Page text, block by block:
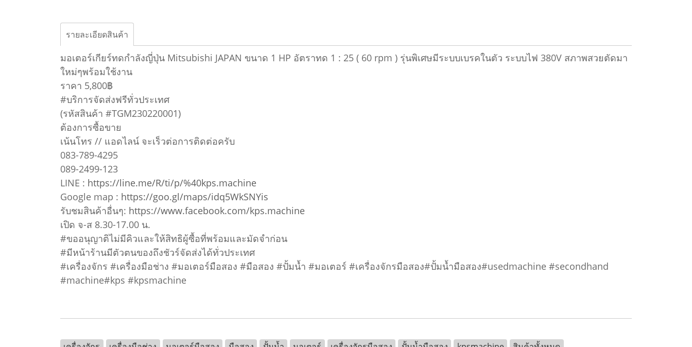
รายละเอียดสินค้า
มอเตอร์เกียร์ทดกำลังญี่ปุ่น Mitsubishi JAPAN ขนาด 1 HP อัตราทด 1 : 25 ( 60 rpm ) รุ่นพิเศษมีระบบเบรคในตัว ระบบไฟ 380V สภาพสวยตัดมา
ใหม่ๆพร้อมใช้งาน
ราคา 5,800฿
#บริการจัดส่งฟรีทั่วประเทศ
(รหัสสินค้า #TGM230220001)
ต้องการซื้อขาย
เน้นโทร // แอดไลน์ จะเร็วต่อการติดต่อครับ
083-789-4295
089-2499-123
LINE : https://line.me/R/ti/p/%40kps.machine
Google map : https://goo.gl/maps/idq5WkSNYis
รับชมสินค้าอื่นๆ: https://www.facebook.com/kps.machine
เปิด จ-ส 8.30-17.00 น.
#ขออนุญาติไม่มีคิวและให้สิทธิผู้ซื้อที่พร้อมและมัดจำก่อน
#มีหน้าร้านมีตัวตนของถึงชัวร์จัดส่งได้ทั่วประเทศ
#เครื่องจักร #เครื่องมือช่าง #มอเตอร์มือสอง #มือสอง #ปั้มน้ำ #มอเตอร์ #เครื่องจักรมือสอง#ปั้มน้ำมือสอง#usedmachine #secondhand
#machine#kps #kpsmachine